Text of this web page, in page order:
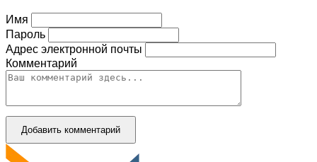
Имя
Пароль
Адрес электронной почты
Комментарий
Добавить комментарий